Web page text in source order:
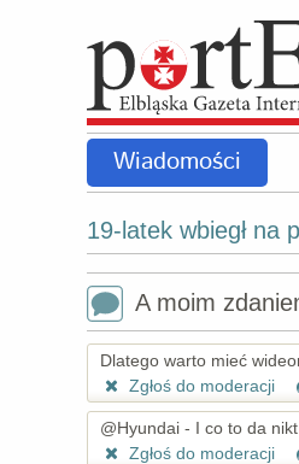
Wiadomości
19-latek wbiegł na
A moim
Dlatego warto mieć
Zgłoś do moderacji
@Hyundai - I co to da nikt
Zgłoś do moderacji